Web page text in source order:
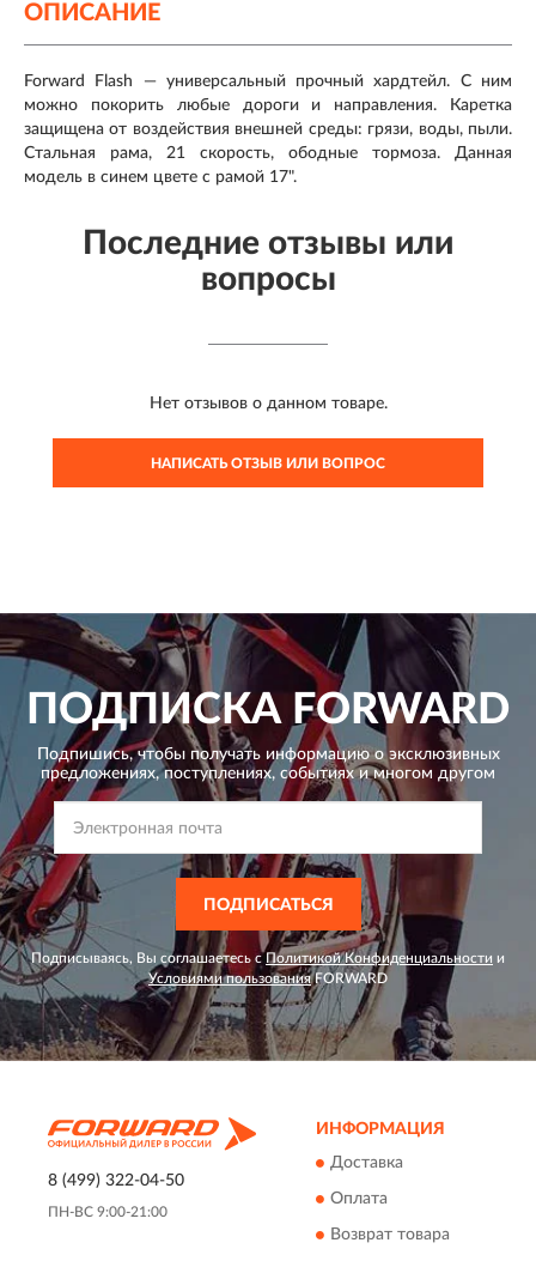
ОПИСАНИЕ
Forward Flash — универсальный прочный хардтейл. С ним
можно покорить любые дороги и направления. Каретка
защищена от воздействия внешней среды: грязи, воды, пыли.
Стальная рама, 21 скорость, ободные тормоза. Данная
модель в синем цвете с рамой 17".
Последние отзывы или
вопросы
Нет отзывов о данном товаре.
НАПИСАТЬ ОТЗЫВ ИЛИ ВОПРОС
ПОДПИСКАFORWARD
Подпишись, чтобы получать информацию о эксклюзивных
предложениях,поступлениях, событиях и многом другом
ПОДПИСАТЬСЯ
Подписываясь, Вы соглашаетесь с Политикой Конфиденциальности и
Условиями пользованияFORWARD
8 (499) 322-04-50
ПН-ВС 9:00-21:00
ИНФОРМАЦИЯ
Доставка
Оплата
Возврат товара